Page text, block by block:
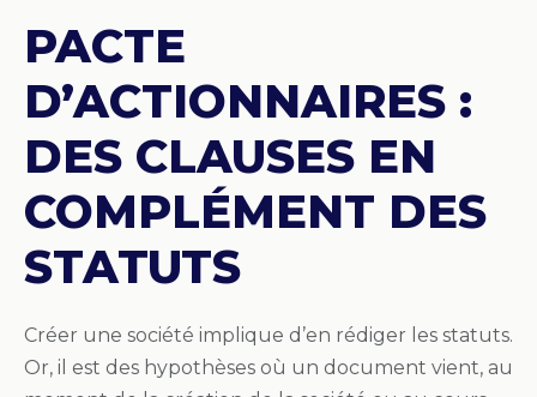
PACTE
D’ACTIONNAIRES :
DES CLAUSES EN
COMPLÉMENT DES
STATUTS
Créer une société implique d’en rédiger les statuts.
Or, il est des hypothèses où un document vient, au